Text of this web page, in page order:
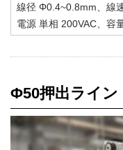
線径 Φ0.4~0.8mm、線
電源 単相 200VAC、容
Φ50押出ライン